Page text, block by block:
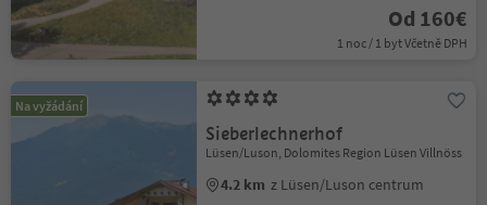
Od 160€
1 noc / 1 byt Včetně DPH
Na vyžádání
Sieberlechnerhof
Lüsen/Luson, Dolomites Region Lüsen Villnöss
4.2 km z Lüsen/Luson centrum